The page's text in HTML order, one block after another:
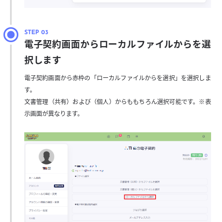
電子契約画面からローカルファイルからを選
択します
電子契約画面から赤枠の「ローカルファイルからを選択」を選択しま
す。
文書管理（共有）および（個人）からももちろん選択可能です。※表
示画面が異なります。